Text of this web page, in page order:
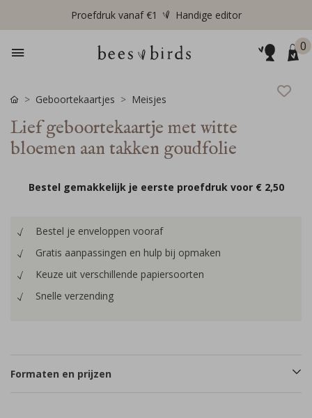
Proefdruk vanaf €1 Handige editor
0
Geboortekaartjes Meisjes
Lief geboortekaartje met witte
bloemen aan takken goudfolie
Bestel gemakkelijk je eerste proefdruk voor € 2,50
Bestel je enveloppen vooraf
Gratis aanpassingen en hulp bij opmaken
Keuze uit verschillende papiersoorten
Snelle verzending
Formaten en prijzen